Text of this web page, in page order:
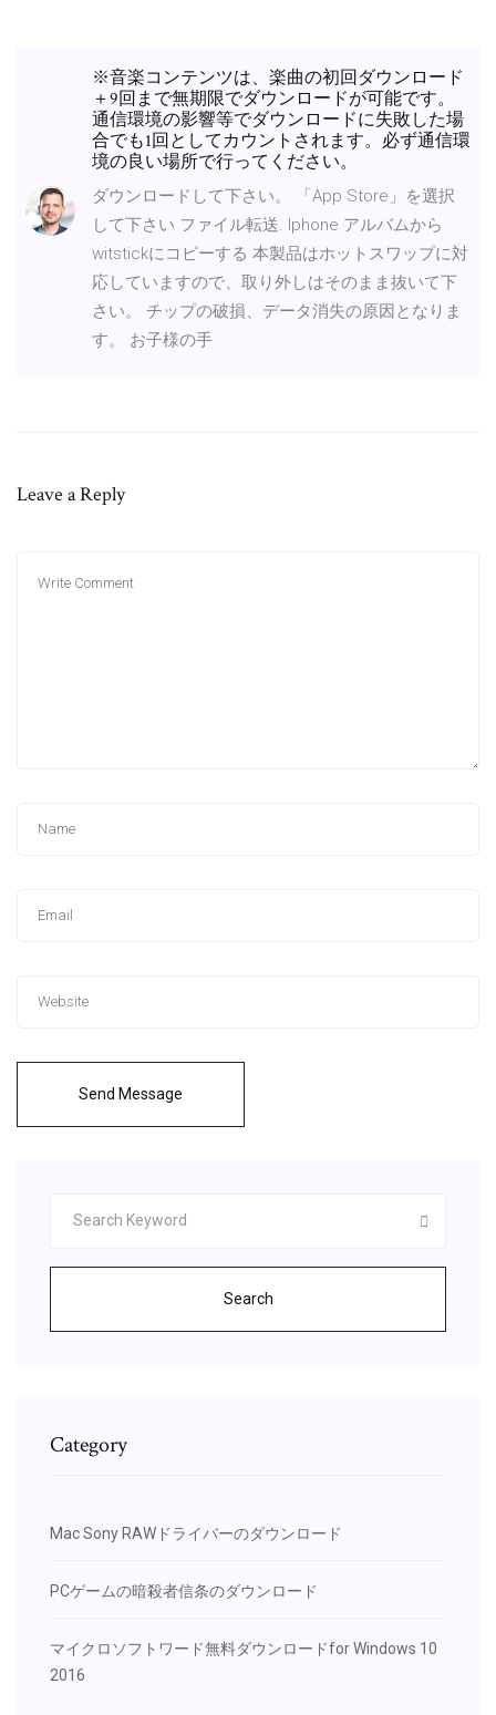
※音楽コンテンツは、楽曲の初回ダウンロード
＋9回まで無期限でダウンロードが可能です。
通信環境の影響等でダウンロードに失敗した場
合でも1回としてカウントされます。必ず通信環
境の良い場所で行ってください。
ダウンロードして下さい。 「App Store」を選択
して下さい ファイル転送. Iphone アルバムから
witstickにコピーする 本製品はホットスワップに対
応していますので、取り外しはそのまま抜いて下
さい。 チップの破損、データ消失の原因となりま
す。 お子様の手
Leave a Reply
Send Message
Search
Category
Mac Sony RAWドライバーのダウンロード
PCゲームの暗殺者信条のダウンロード
マイクロソフトワード無料ダウンロードfor Windows 10
2016